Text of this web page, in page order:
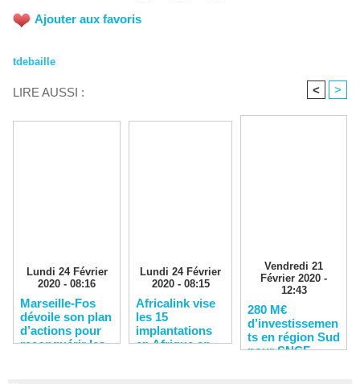
Ajouter aux favoris
tdebaille
LIRE AUSSI : < >
Lundi 24 Février
2020 - 08:16
Marseille-Fos
dévoile son plan
d’actions pour
reconquérir les
Lundi 24 Février
2020 - 08:15
Africalink vise
les 15
implantations
en Afrique en
Vendredi 21
Février 2020 -
12:43
280 M€
d’investissemen
ts en région Sud
pour SNCF